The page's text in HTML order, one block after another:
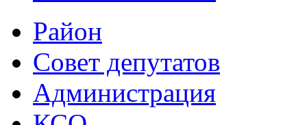
Район
Совет депутатов
Администрация